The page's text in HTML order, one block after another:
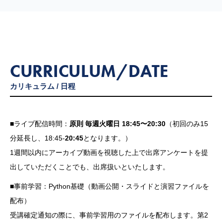
CURRICULUM/DATE
カリキュラム / 日程
■ライブ配信時間： 原則 毎週火曜日 18:45〜20:30 （初回のみ15
分延長し、18:45-20:45となります。）
1週間以内にアーカイブ動画を視聴した上で出席アンケートを提
出していただくことでも、出席扱いといたします。
■事前学習：Python基礎（動画公開・スライドと演習ファイルを
配布）
受講確定通知の際に、事前学習用のファイルを配布します。第2